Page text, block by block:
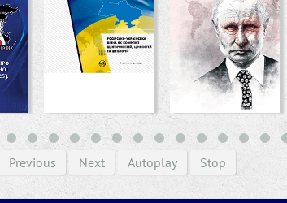
Previous Next Autoplay Stop